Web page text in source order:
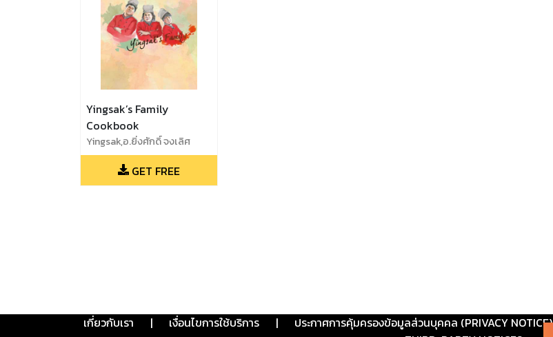
Yingsak’s Family
Cookbook
Yingsak,อ.ยิ่งศักดิ์ จงเลิศ
เจษฎาวงศ์
GET FREE
เกี่ยวกับเรา | เงื่อนไขการใช้บริการ | ประกาศการคุ้มครองข้อมูลส่วนบุคคล (PRIVACY NOTICE)